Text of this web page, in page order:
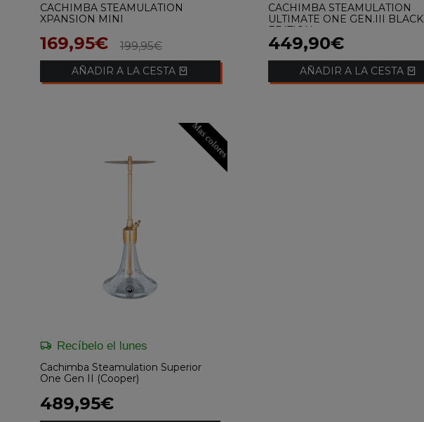
CACHIMBA STEAMULATION
XPANSION MINI
169,95€ 199,95€
AÑADIR A LA CESTA
CACHIMBA STEAMULATION
ULTIMATE ONE GEN.III BLACK
EDITION
449,90€
AÑADIR A LA CESTA
Mas colores
Recíbelo el lunes
Cachimba Steamulation Superior
One Gen II (Cooper)
489,95€